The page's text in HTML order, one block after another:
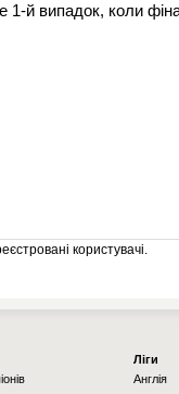
1-й випадок, коли
користувачі.
Ліги
Англія